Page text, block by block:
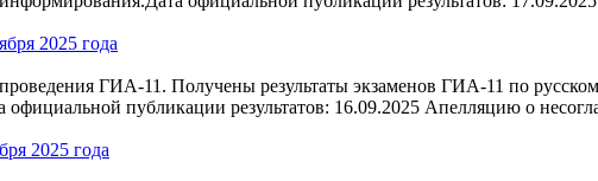
2025 года
ГИА-11. Получены результаты экзаменов ГИА-11 по
публикации результатов: 16.09.2025 Апелляцию о
2025 года